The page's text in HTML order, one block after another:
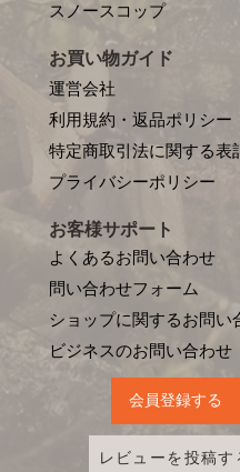
​スノースコップ
お買い物ガイド
運営会社
利用規約・返品ポリシー
特定商取引法に関する表
プライバシーポリシー
お客様サポート
よくあるお問い合わせ
問い合わせフォーム
ショップに関するお問い
​ビジネスのお問い合わせ
会員登録する
レビューを投稿す